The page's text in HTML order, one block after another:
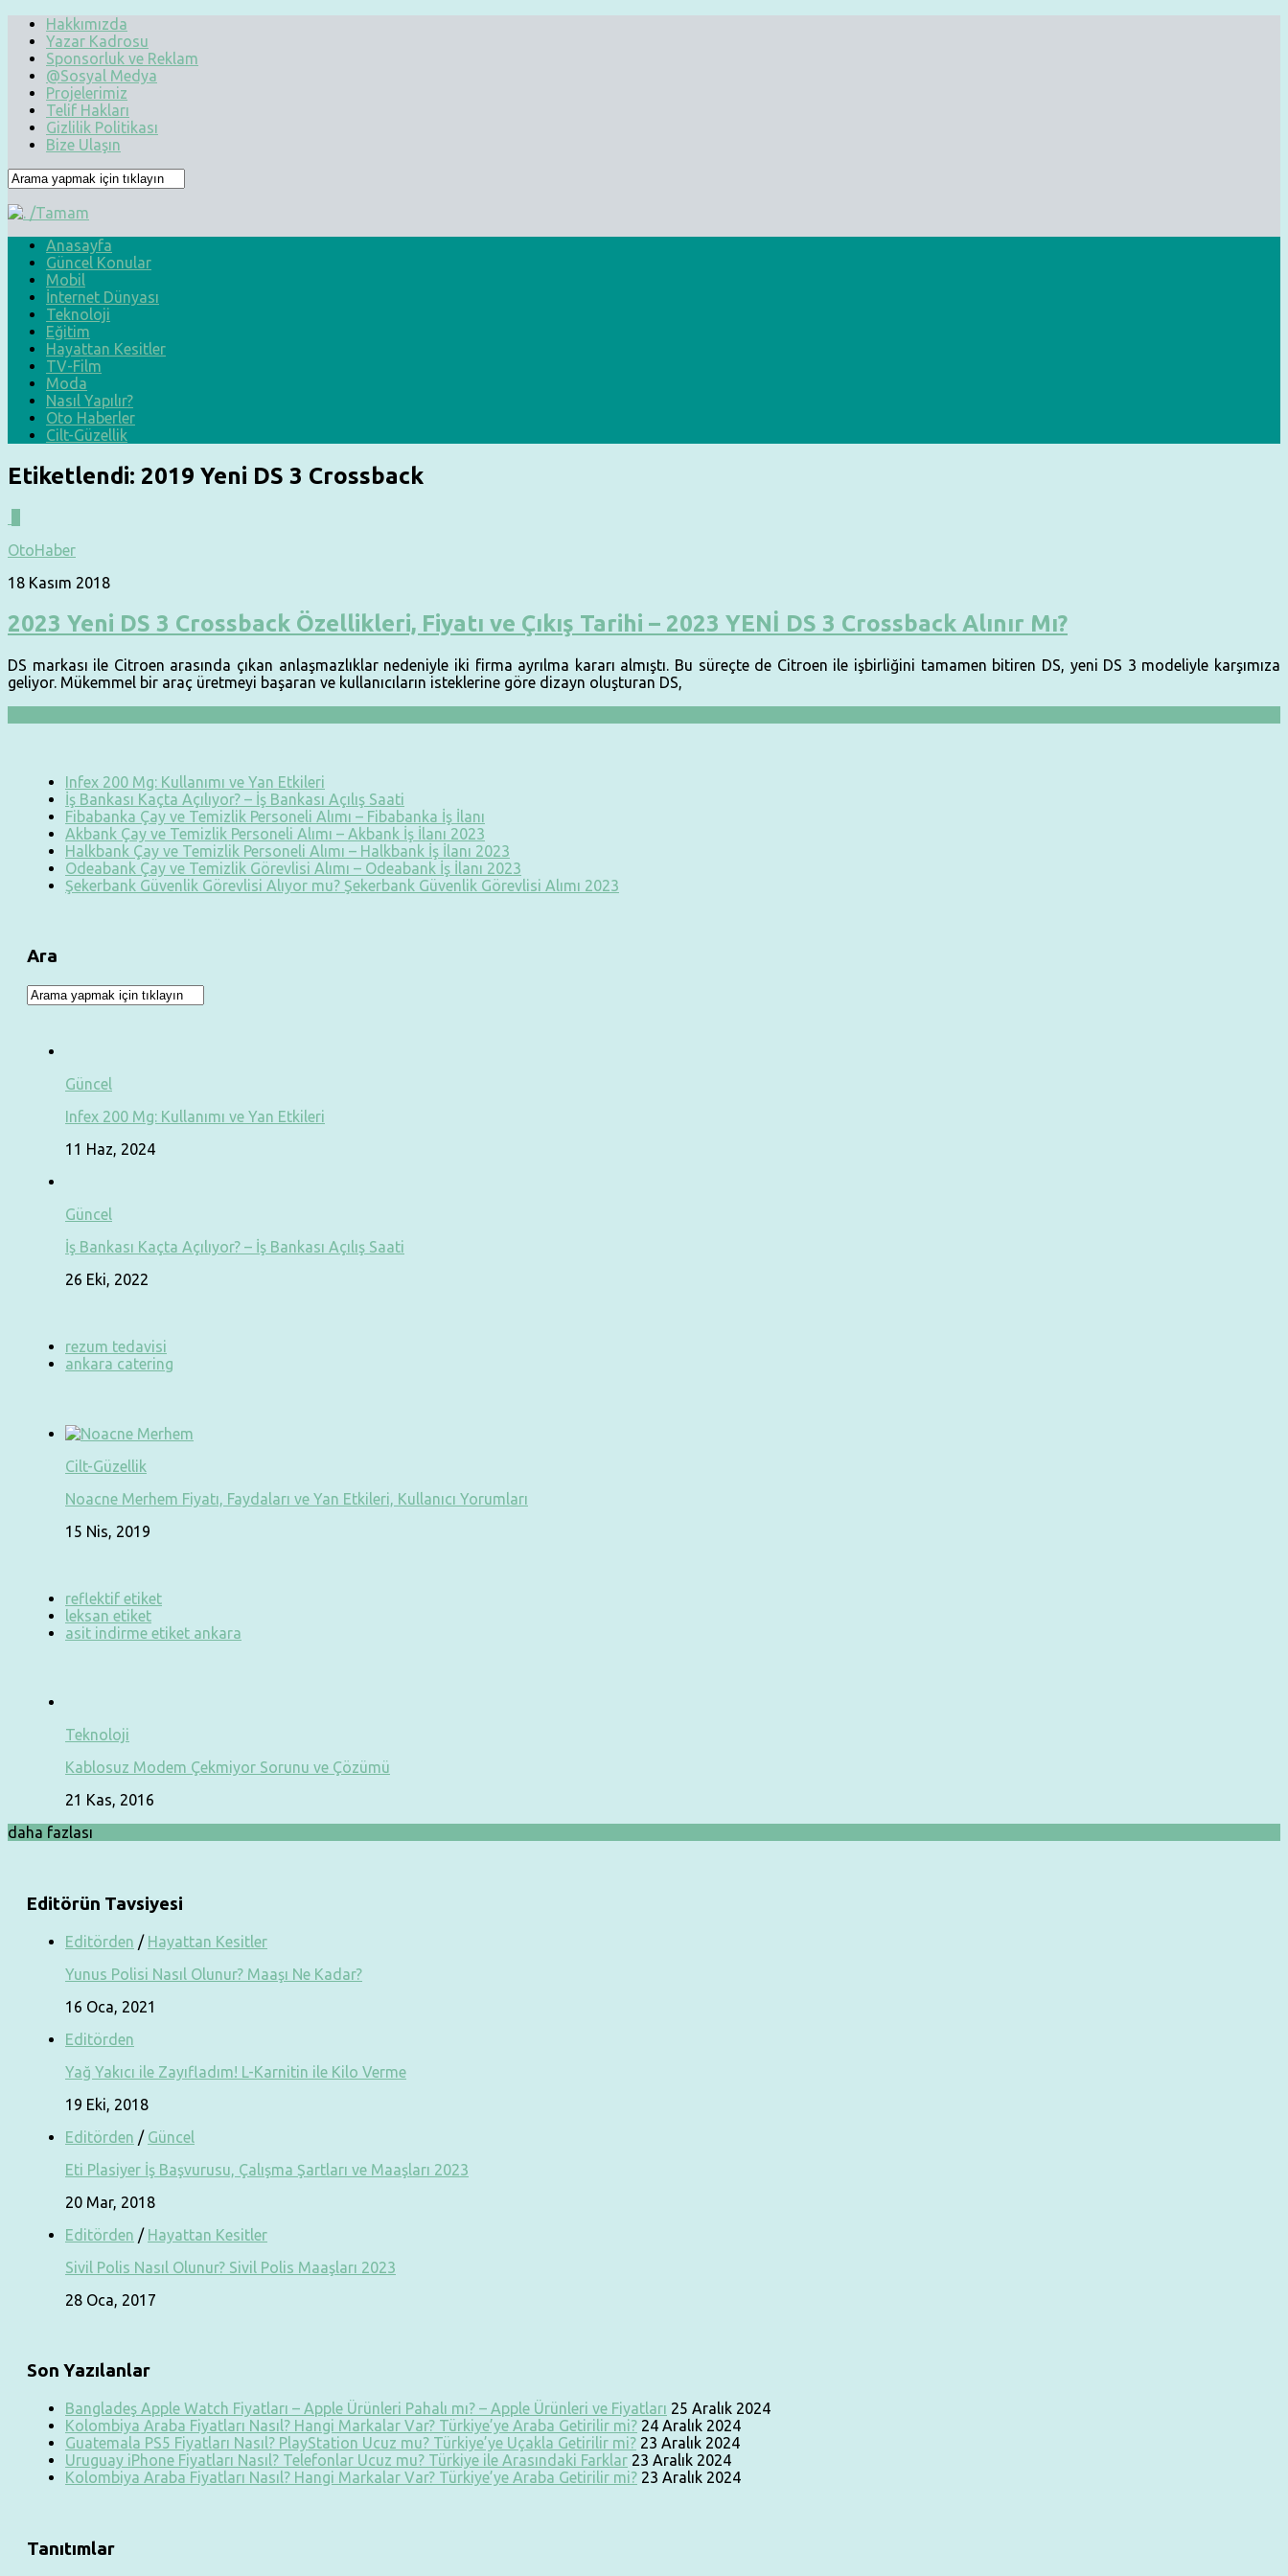
Hakkımızda
Yazar Kadrosu
Sponsorluk ve Reklam
@Sosyal Medya
Projelerimiz
Telif Hakları
Gizlilik Politikası
Bize Ulaşın
Anasayfa
Güncel Konular
Mobil
İnternet Dünyası
Teknoloji
Eğitim
Hayattan Kesitler
TV-Film
Moda
Nasıl Yapılır?
Oto Haberler
Cilt-Güzellik
Etiketlendi: 2019 Yeni DS 3 Crossback
OtoHaber
18 Kasım 2018
2023 Yeni DS 3 Crossback Özellikleri, Fiyatı ve Çıkış Tarihi – 2023 YENİ DS 3 Crossback Alınır Mı?
DS markası ile Citroen arasında çıkan anlaşmazlıklar nedeniyle iki firma ayrılma kararı almıştı. Bu süreçte de Citroen ile işbirliğini tamamen bitiren DS, yeni DS 3 modeliyle karşımıza
geliyor. Mükemmel bir araç üretmeyi başaran ve kullanıcıların isteklerine göre dizayn oluşturan DS,
Infex 200 Mg: Kullanımı ve Yan Etkileri
İş Bankası Kaçta Açılıyor? – İş Bankası Açılış Saati
Fibabanka Çay ve Temizlik Personeli Alımı – Fibabanka İş İlanı
Akbank Çay ve Temizlik Personeli Alımı – Akbank İş İlanı 2023
Halkbank Çay ve Temizlik Personeli Alımı – Halkbank İş İlanı 2023
Odeabank Çay ve Temizlik Görevlisi Alımı – Odeabank İş İlanı 2023
Şekerbank Güvenlik Görevlisi Alıyor mu? Şekerbank Güvenlik Görevlisi Alımı 2023
Ara
Güncel
Infex 200 Mg: Kullanımı ve Yan Etkileri
11 Haz, 2024
Güncel
İş Bankası Kaçta Açılıyor? – İş Bankası Açılış Saati
26 Eki, 2022
rezum tedavisi
ankara catering
Cilt-Güzellik
Noacne Merhem Fiyatı, Faydaları ve Yan Etkileri, Kullanıcı Yorumları
15 Nis, 2019
reflektif etiket
leksan etiket
asit indirme etiket ankara
Teknoloji
Kablosuz Modem Çekmiyor Sorunu ve Çözümü
21 Kas, 2016
daha fazlası
Editörün Tavsiyesi
Editörden / Hayattan Kesitler
Yunus Polisi Nasıl Olunur? Maaşı Ne Kadar?
16 Oca, 2021
Editörden
Yağ Yakıcı ile Zayıfladım! L-Karnitin ile Kilo Verme
19 Eki, 2018
Editörden / Güncel
Eti Plasiyer İş Başvurusu, Çalışma Şartları ve Maaşları 2023
20 Mar, 2018
Editörden / Hayattan Kesitler
Sivil Polis Nasıl Olunur? Sivil Polis Maaşları 2023
28 Oca, 2017
Son Yazılanlar
Bangladeş Apple Watch Fiyatları – Apple Ürünleri Pahalı mı? – Apple Ürünleri ve Fiyatları 25 Aralık 2024
Kolombiya Araba Fiyatları Nasıl? Hangi Markalar Var? Türkiye’ye Araba Getirilir mi? 24 Aralık 2024
Guatemala PS5 Fiyatları Nasıl? PlayStation Ucuz mu? Türkiye’ye Uçakla Getirilir mi? 23 Aralık 2024
Uruguay iPhone Fiyatları Nasıl? Telefonlar Ucuz mu? Türkiye ile Arasındaki Farklar 23 Aralık 2024
Kolombiya Araba Fiyatları Nasıl? Hangi Markalar Var? Türkiye’ye Araba Getirilir mi? 23 Aralık 2024
Tanıtımlar